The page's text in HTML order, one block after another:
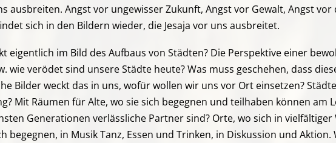
ausbreiten. Angst vor ungewisser Zukunft, Angst vor Gewalt, Angst
sich in den Bildern wieder, die Jesaja vor uns ausbreitet.
eigentlich im Bild des Aufbaus von Städten? Die Perspektive einer
wie verödet sind unsere Städte heute? Was muss geschehen, dass
Bilder weckt das in uns, wofür wollen wir uns vor Ort einsetzen?
Mit Räumen für Alte, wo sie sich begegnen und teilhaben können am
Generationen verlässliche Partner sind? Orte, wo sich in
begegnen, in Musik Tanz, Essen und Trinken, in Diskussion und